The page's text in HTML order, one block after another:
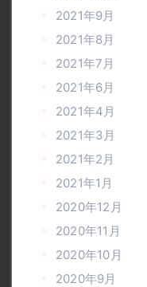
2021年9月
2021年8月
2021年7月
2021年6月
2021年4月
2021年3月
2021年2月
2021年1月
2020年12月
2020年11月
2020年10月
2020年9月